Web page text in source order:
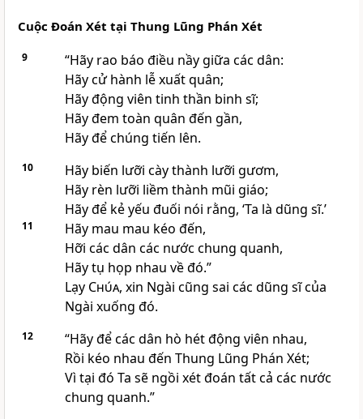
Cuộc Ðoán Xét tại Thung Lũng Phán Xét
9
“Hãy rao báo điều nầy giữa các dân:
Hãy cử hành lễ xuất quân;
Hãy động viên tinh thần binh sĩ;
Hãy đem toàn quân đến gần,
Hãy để chúng tiến lên.
10
Hãy biến lưỡi cày thành lưỡi gươm,
Hãy rèn lưỡi liềm thành mũi giáo;
Hãy để kẻ yếu đuối nói rằng, ‘Ta là dũng sĩ.’
11
Hãy mau mau kéo đến,
Hỡi các dân các nước chung quanh,
Hãy tụ họp nhau về đó.”
Lạy Chúa, xin Ngài cũng sai các dũng sĩ của
Ngài xuống đó.
12
“Hãy để các dân hò hét động viên nhau,
Rồi kéo nhau đến Thung Lũng Phán Xét;
Vì tại đó Ta sẽ ngồi xét đoán tất cả các nước
chung quanh.”